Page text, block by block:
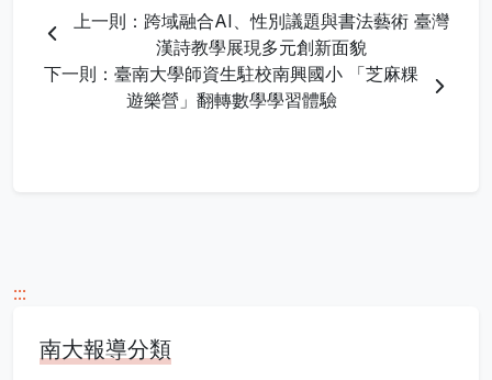
上一則：跨域融合AI、性別議題與書法藝術 臺灣
漢詩教學展現多元創新面貌
下一則：臺南大學師資生駐校南興國小 「芝麻粿
遊樂營」翻轉數學學習體驗
:::
南大報導分類